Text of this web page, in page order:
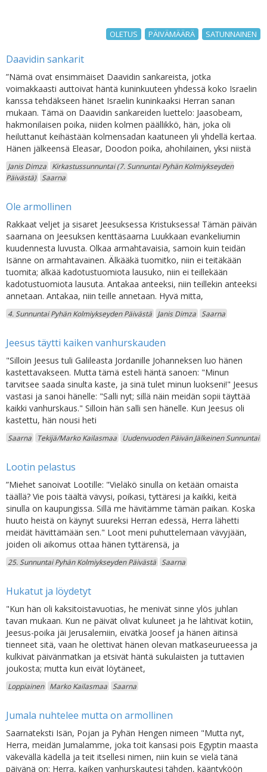
OLETUS PÄIVÄMÄÄRÄ SATUNNAINEN
Daavidin sankarit
”Nämä ovat ensimmäiset Daavidin sankareista, jotka
voimakkaasti auttoivat häntä kuninkuuteen yhdessä koko Israelin
kanssa tehdäkseen hänet Israelin kuninkaaksi Herran sanan
mukaan. Tämä on Daavidin sankareiden luettelo: Jaasobeam,
hakmonilaisen poika, niiden kolmen päällikkö, hän, joka oli
heiluttanut keihästään kolmensadan kaatuneen yli yhdellä kertaa.
Hänen jälkeensä Eleasar, Doodon poika, ahohilainen, yksi niistä
Janis Dimza
Kirkastussunnuntai (7. Sunnuntai Pyhän Kolmiykseyden
Päivästä)
Saarna
Ole armollinen
Rakkaat veljet ja sisaret Jeesuksessa Kristuksessa! Tämän päivän
saarnana on Jeesuksen kenttäsaarna Luukkaan evankeliumin
kuudennesta luvusta. Olkaa armahtavaisia, samoin kuin teidän
Isänne on armahtavainen. Älkääkä tuomitko, niin ei teitäkään
tuomita; älkää kadotustuomiota lausuko, niin ei teillekään
kadotustuomiota lausuta. Antakaa anteeksi, niin teillekin anteeksi
annetaan. Antakaa, niin teille annetaan. Hyvä mitta,
4. Sunnuntai Pyhän Kolmiykseyden Päivästä Janis Dimza Saarna
Jeesus täytti kaiken vanhurskauden
"Silloin Jeesus tuli Galileasta Jordanille Johanneksen luo hänen
kastettavakseen. Mutta tämä esteli häntä sanoen: "Minun
tarvitsee saada sinulta kaste, ja sinä tulet minun luokseni!" Jeesus
vastasi ja sanoi hänelle: "Salli nyt; sillä näin meidän sopii täyttää
kaikki vanhurskaus." Silloin hän salli sen hänelle. Kun Jeesus oli
kastettu, hän nousi heti
Saarna Tekijä/Marko Kailasmaa Uudenvuoden Päivän Jälkeinen Sunnuntai
Lootin pelastus
”Miehet sanoivat Lootille: "Vieläkö sinulla on ketään omaista
täällä? Vie pois täältä vävysi, poikasi, tyttäresi ja kaikki, keitä
sinulla on kaupungissa. Sillä me hävitämme tämän paikan. Koska
huuto heistä on käynyt suureksi Herran edessä, Herra lähetti
meidät hävittämään sen." Loot meni puhuttelemaan vävyjään,
joiden oli aikomus ottaa hänen tyttärensä, ja
25. Sunnuntai Pyhän Kolmiykseyden Päivästä Saarna
Hukatut ja löydetyt
"Kun hän oli kaksitoistavuotias, he menivät sinne ylös juhlan
tavan mukaan. Kun ne päivät olivat kuluneet ja he lähtivät kotiin,
Jeesus-poika jäi Jerusalemiin, eivätkä Joosef ja hänen äitinsä
tienneet sitä, vaan he olettivat hänen olevan matkaseurueessa ja
kulkivat päivänmatkan ja etsivät häntä sukulaisten ja tuttavien
joukosta; mutta kun eivät löytäneet,
Loppiainen Marko Kailasmaa Saarna
Jumala nuhtelee mutta on armollinen
Saarnateksti Isän, Pojan ja Pyhän Hengen nimeen "Mutta nyt,
Herra, meidän Jumalamme, joka toit kansasi pois Egyptin maasta
väkevällä kädellä ja teit itsellesi nimen, niin kuin se vielä tänä
päivänä on: Herra, kaiken vanhurskautesi tähden, kääntyköön